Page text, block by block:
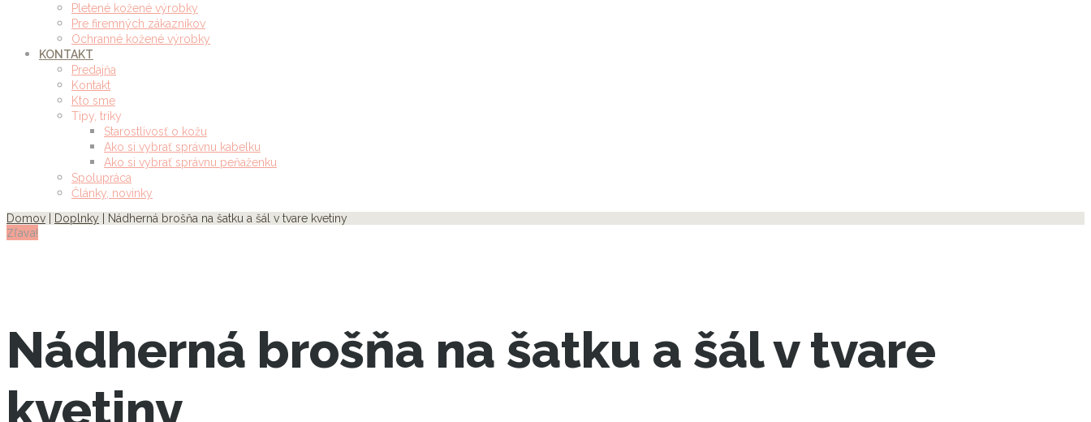
Pletené kožené výrobky
Pre firemných zákazníkov
Ochranné kožené výrobky
KONTAKT
Predajňa
Kontakt
Kto sme
Tipy, triky
Starostlivosť o kožu
Ako si vybrať správnu kabelku
Ako si vybrať správnu peňaženku
Spolupráca
Články, novinky
Domov
Doplnky | Nádherná brošňa na šatku a šál v tvare kvetiny
Zľava!
Nádherná brošňa na šatku a šál v tvare
kvetiny